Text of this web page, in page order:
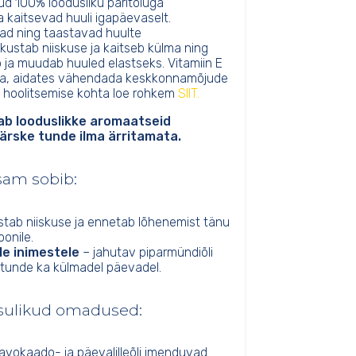
100% loodusliku päritoluga
kaitsevad huuli igapäevaselt.
ning taastavad huulte
niiskuse ja kaitseb külma ning
muudab huuled elastseks. Vitamiin E
aidates vähendada keskkonnamõjude
kohta loe rohkem SIIT.
looduslikke aromaatseid
tunde ilma ärritamata.
sobib:
niiskuse ja ennetab lõhenemist tänu
inimestele – jahutav piparmündiõli
ka külmadel päevadel.
omadused:
ja päevalilleõli imenduvad